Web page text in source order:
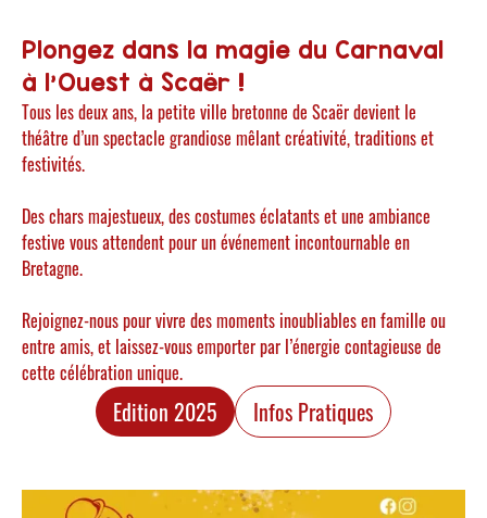
Plongez dans la magie du Carnaval
à l'Ouest à Scaër !
Tous les deux ans, la petite ville bretonne de Scaër devient le
théâtre d’un spectacle grandiose mêlant créativité, traditions et
festivités.
Des chars majestueux, des costumes éclatants et une ambiance
festive vous attendent pour un événement incontournable en
Bretagne.
Rejoignez-nous pour vivre des moments inoubliables en famille ou
entre amis, et laissez-vous emporter par l’énergie contagieuse de
cette célébration unique.
Edition 2025 Infos Pratiques